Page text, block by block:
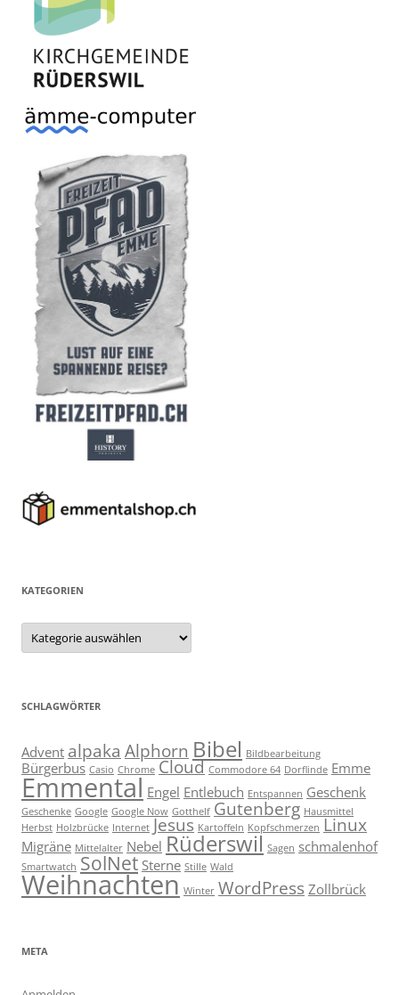
KATEGORIEN
Kategorien
SCHLAGWÖRTER
Advent alpaka Alphorn Bibel Bildbearbeitung
Bürgerbus Casio Chrome Cloud Commodore 64 Dorflinde Emme
Emmental Engel Entlebuch Entspannen Geschenk
Geschenke Google Google Now Gotthelf Gutenberg Hausmittel
Herbst Holzbrücke Internet Jesus Kartoffeln Kopfschmerzen Linux
Migräne Mittelalter Nebel Rüderswil Sagen schmalenhof
Smartwatch SolNet Sterne Stille Wald
Weihnachten Winter WordPress Zollbrück
META